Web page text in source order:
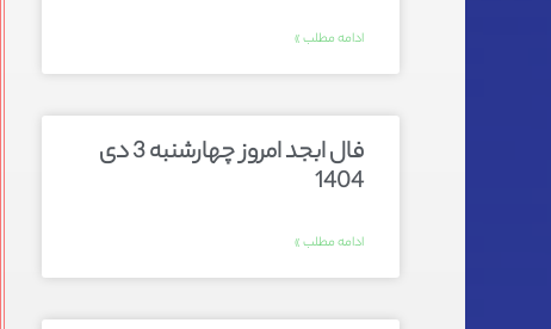
ادامه مطلب »
فال ابجد امروز چهارشنبه 3 دی
1404
ادامه مطلب »